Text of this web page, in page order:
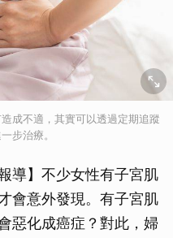
成不適，其實可以透過定期追蹤
步治療。
導】不少女性有子宮肌
會意外發現。有子宮肌
惡化成癌症？對此，婦